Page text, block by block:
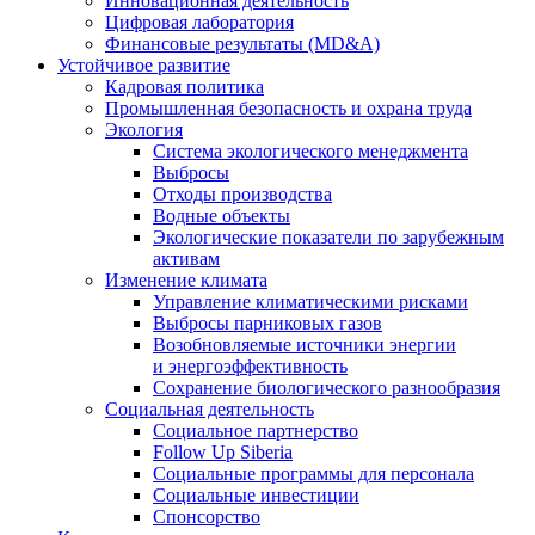
Цифровая лаборатория
Финансовые результаты (MD&A)
Устойчивое развитие
Кадровая политика
Промышленная безопасность и охрана труда
Экология
Система экологического менеджмента
Выбросы
Отходы производства
Водные объекты
Экологические показатели по зарубежным
активам
Изменение климата
Управление климатическими рисками
Выбросы парниковых газов
Возобновляемые источники энергии
и энергоэффективность
Сохранение биологического разнообразия
Социальная деятельность
Социальное партнерство
Follow Up Siberia
Социальные программы для персонала
Социальные инвестиции
Спонсорство